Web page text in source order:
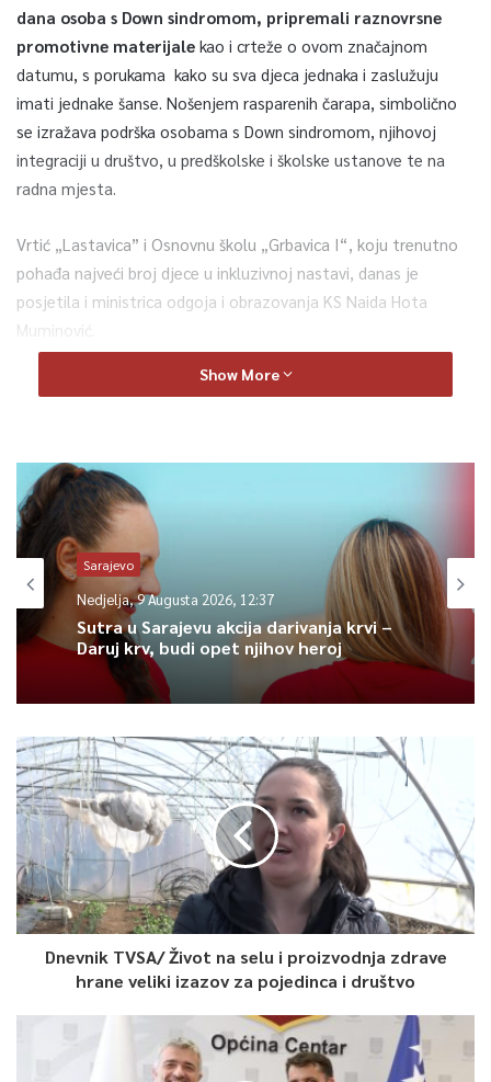
dana osoba s Down sindromom, pripremali raznovrsne
promotivne materijale kao i crteže o ovom značajnom
datumu, s porukama kako su sva djeca jednaka i zaslužuju
imati jednake šanse. Nošenjem rasparenih čarapa, simbolično
se izražava podrška osobama s Down sindromom, njihovoj
integraciji u društvo, u predškolske i školske ustanove te na
radna mjesta.
Vrtić „Lastavica” i Osnovnu školu „Grbavica I“, koju trenutno
pohađa najveći broj djece u inkluzivnoj nastavi, danas je
posjetila i ministrica odgoja i obrazovanja KS Naida Hota
Muminović.
Tom prilikom, izjavila je kako inkluzija nema alternativu i da je
“Upravo na današnji dan želimo dodatno skrenuti pažnju o
potrebi uključivanja djece u odgojno-obrazovne ustanove.
Nažalost, roditelji se često susreću sa neprihvatanjem djece,
pogotovo od predškolskih ustanova. Mi to moramo mijenjati.
Već u ovoj školskoj godini radit ćemo na tome da se uvrsti
kriterij sa dodatnim bodovanjem, prilikom prijema u vrtić,
ukoliko dijete ima poteškoće u razvoju”, izjavila je ministrica
Hota Muminović.
0
Article Rating
Show More
Sarajevo
Nedjelja, 9 Augusta 2026, 12:37
Sutra u Sarajevu akcija darivanja krvi –
Daruj krv, budi opet njihov heroj
Dnevnik TVSA/ Život na selu i proizvodnja zdrave
hrane veliki izazov za pojedinca i društvo